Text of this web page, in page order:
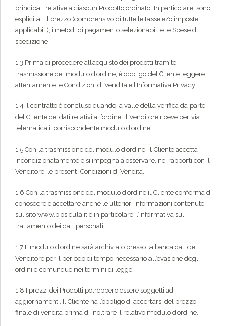
principali relative a ciascun Prodotto ordinato. In particolare, sono
esplicitati il prezzo (comprensivo di tutte le tasse e/o imposte
applicabili), i metodi di pagamento selezionabili e le Spese di
spedizione
1.3 Prima di procedere all’acquisto dei prodotti tramite
trasmissione del modulo d’ordine, è obbligo del Cliente leggere
attentamente le Condizioni di Vendita e l’Informativa Privacy.
1.4 Il contratto è concluso quando, a valle della verifica da parte
del Cliente dei dati relativi all’ordine, il Venditore riceve per via
telematica il corrispondente modulo d’ordine.
1.5 Con la trasmissione del modulo d’ordine, il Cliente accetta
incondizionatamente e si impegna a osservare, nei rapporti con il
Venditore, le presenti Condizioni di Vendita.
1.6 Con la trasmissione del modulo d’ordine il Cliente conferma di
conoscere e accettare anche le ulteriori informazioni contenute
sul sito www.biosicula.it e in particolare, l’Informativa sul
trattamento dei dati personali.
1.7 Il modulo d’ordine sarà archiviato presso la banca dati del
Venditore per il periodo di tempo necessario all’evasione degli
ordini e comunque nei termini di legge.
1.8 I prezzi dei Prodotti potrebbero essere soggetti ad
aggiornamenti. Il Cliente ha l’obbligo di accertarsi del prezzo
finale di vendita prima di inoltrare il relativo modulo d’ordine.